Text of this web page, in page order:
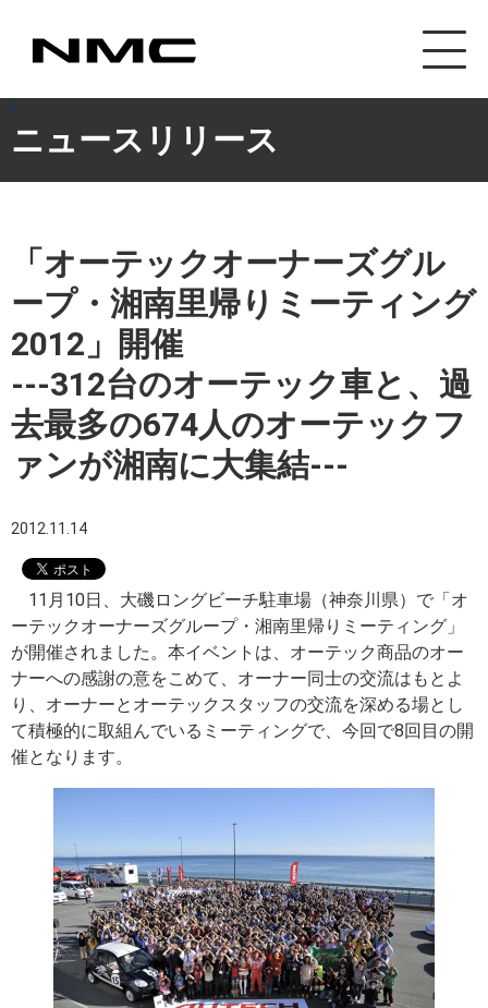
カスタマイズ事
ニュースリリース
「オーテックオーナーズグル
ープ・湘南里帰りミーティング
2012」開催
---312台のオーテック車と、過
去最多の674人のオーテックフ
ァンが湘南に大集結---
2012.11.14
11月10日、大磯ロングビーチ駐車場（神奈川県）で「オ
ーテックオーナーズグループ・湘南里帰りミーティング」
が開催されました。本イベントは、オーテック商品のオー
ナーへの感謝の意をこめて、オーナー同士の交流はもとよ
り、オーナーとオーテックスタッフの交流を深める場とし
て積極的に取組んでいるミーティングで、今回で8回目の開
催となります。